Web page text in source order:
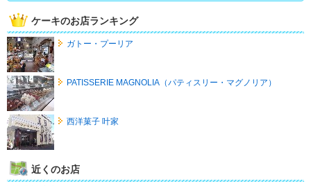
ケーキのお店ランキング
ガトー・プーリア
PATISSERIE MAGNOLIA（パティスリー・マグノリア）
西洋菓子 叶家
近くのお店